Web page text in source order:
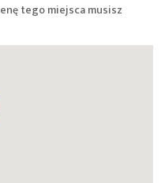
tego miejsca musisz